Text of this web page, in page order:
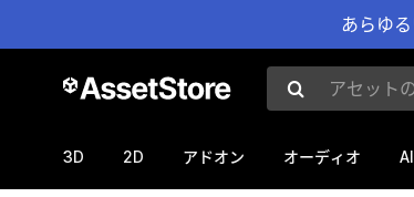
あらゆ
アセットの検索
3D 2D アドオン オーディオ AI